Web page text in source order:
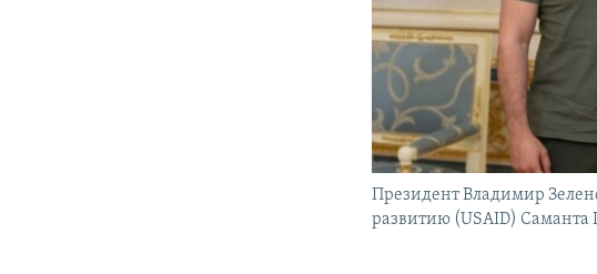
Президент Владимир
развитию (USAID) Саманта